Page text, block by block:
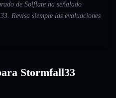
de Solflare ha señalado
Revisa siempre las evaluaciones
Stormfall33